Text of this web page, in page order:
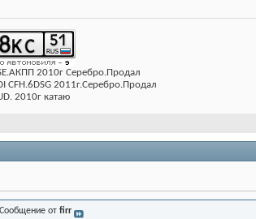
2010г Серебро.Продал
CFH.6DSG 2011г.Серебро.Продал
2010г катаю
Сообщение от firr